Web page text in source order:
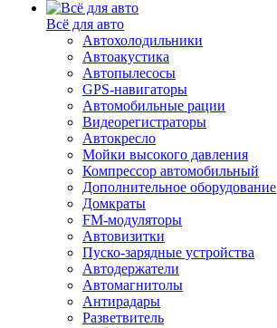
Всё для авто
Автохолодильники
Автоакустика
Автопылесосы
GPS-навигаторы
Автомобильные рации
Видеорегистраторы
Автокресло
Мойки высокого давления
Компрессор автомобильный
Дополнительное оборудование
Домкраты
FM-модуляторы
Автовизитки
Пуско-зарядные устройства
Автодержатели
Автомагнитолы
Антирадары
Разветвитель